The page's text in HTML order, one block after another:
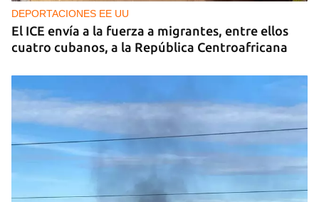
DEPORTACIONES EE UU
El ICE envía a la fuerza a migrantes, entre ellos
cuatro cubanos, a la República Centroafricana